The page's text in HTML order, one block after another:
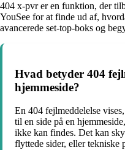
404 x-pvr er en funktion, der
YouSee for at finde ud af,
avancerede set-top-boks og
Hvad betyder 404
hjemmeside?
En 404 fejlmeddelelse
til en side på en
ikke kan findes. Det kan
flyttede sider, eller tekniske